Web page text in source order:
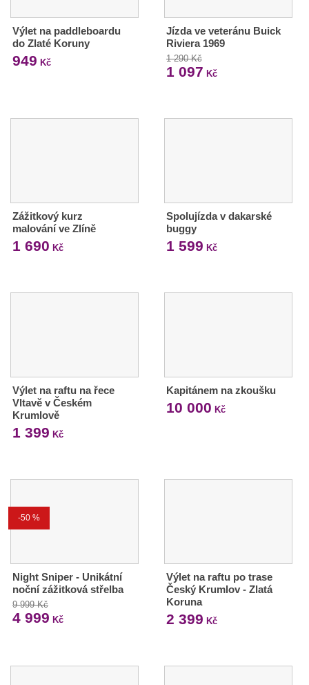
Výlet na paddleboardu
do Zlaté Koruny
949 Kč
Jízda ve veteránu Buick
Riviera 1969
1 290 Kč
1 097 Kč
Zážitkový kurz
malování ve Zlíně
1 690 Kč
Spolujízda v dakarské
buggy
1 599 Kč
Výlet na raftu na řece
Vltavě v Českém
Krumlově
1 399 Kč
Kapitánem na zkoušku
10 000 Kč
-50 %
Night Sniper - Unikátní
noční zážitková střelba
9 999 Kč
4 999 Kč
Výlet na raftu po trase
Český Krumlov - Zlatá
Koruna
2 399 Kč